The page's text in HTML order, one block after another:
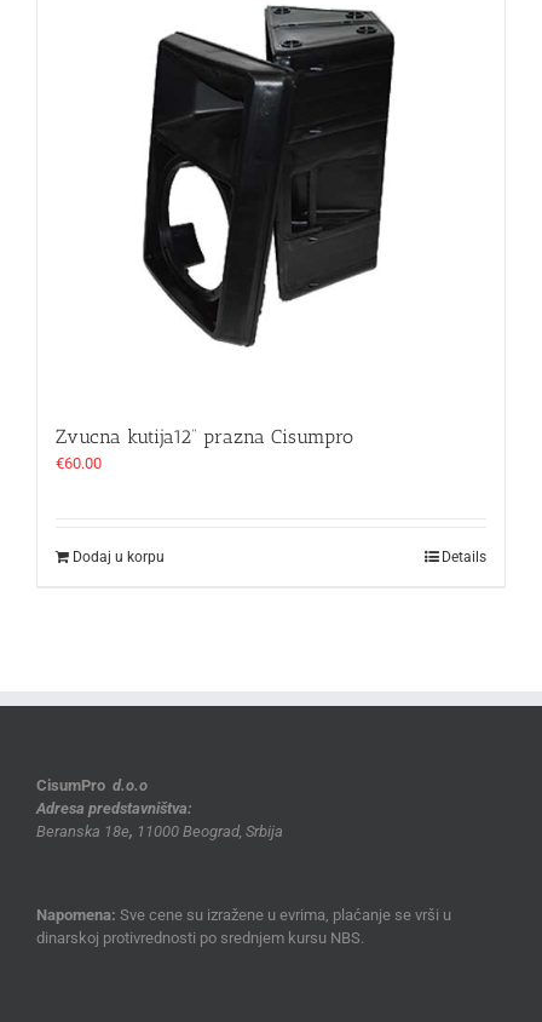
Zvucna kutija12“ prazna Cisumpro
€60.00
Dodaj u korpu Details
CisumPro d.o.o
Adresa predstavništva:
Beranska 18e, 11000 Beograd, Srbija
Napomena: Sve cene su izražene u evrima, plaćanje se vrši u
dinarskoj protivrednosti po srednjem kursu NBS.